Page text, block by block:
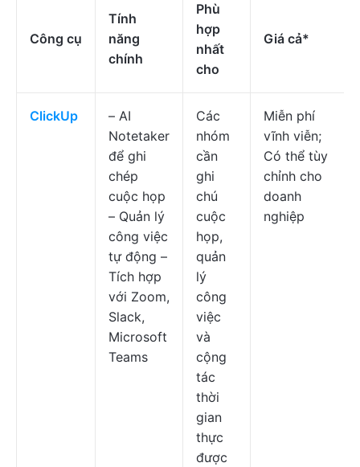
Công cụ
Tính
năng
chính
Phù
hợp
nhất
cho
Giá cả*
ClickUp
– AI
Notetaker
để ghi
chép
cuộc họp
– Quản lý
công việc
tự động –
Tích hợp
với Zoom,
Slack,
Microsoft
Teams
Các
nhóm
cần
ghi
chú
cuộc
họp,
quản
lý
công
việc
và
cộng
tác
thời
gian
thực
được
Miễn phí
vĩnh viễn;
Có thể tùy
chỉnh cho
doanh
nghiệp